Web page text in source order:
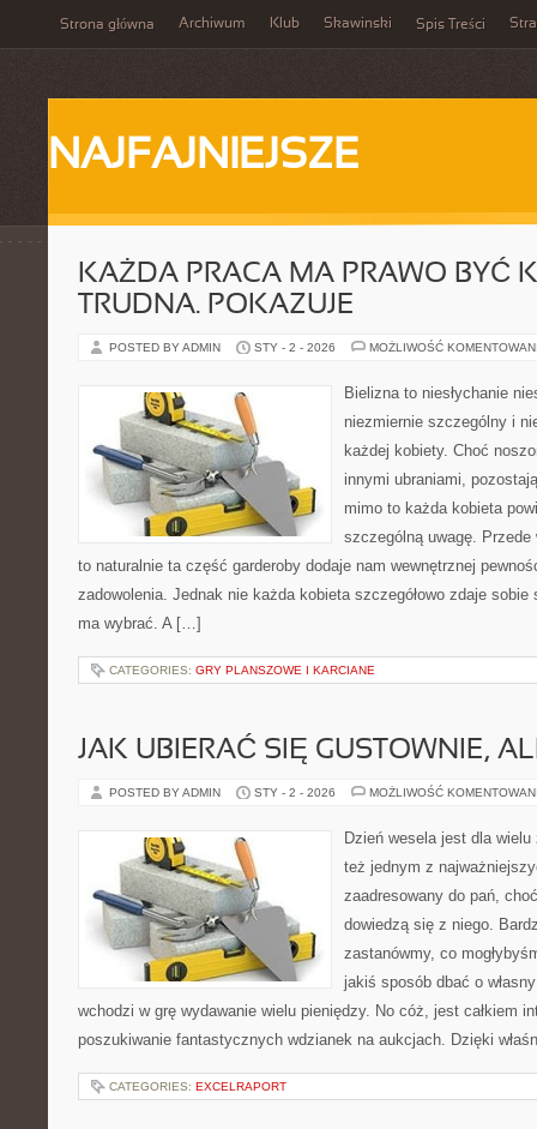
Strona główna Archiwum Klub Skawinski Spis Treści
NAJFAJNIEJSZE
KAŻDA PRACA MA PRAWO BYĆ
TRUDNA. POKAZUJE
POSTED BY ADMIN STY - 2 - 2026 MOŻLIWOŚĆ
Bielizna to niesłychanie
niezmiernie szczególny i
każdej kobiety. Choć
innymi ubraniami,
mimo to każda kobieta
szczególną uwagę.
to naturalnie ta część garderoby dodaje nam wewnętrznej
zadowolenia. Jednak nie każda kobieta szczegółowo zdaje
ma wybrać. A […]
CATEGORIES: GRY PLANSZOWE I KARCIANE
JAK UBIERAĆ SIĘ GUSTOWNIE,
POSTED BY ADMIN STY - 2 - 2026 MOŻLIWOŚĆ
Dzień wesela jest dla
też jednym z
zaadresowany do pań,
dowiedzą się z niego.
zastanówmy, co
jakiś sposób dbać o
wchodzi w grę wydawanie wielu pieniędzy. No cóż, jest całkiem
poszukiwanie fantastycznych wdzianek na aukcjach. Dzięki
CATEGORIES: EXCELRAPORT